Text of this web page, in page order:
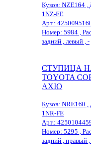
Кузов: NZE164 ,
1NZ-FE
Арт.:
Номер: 5984 ,
задний , левый , -
СТУПИЦА
TOYOTA
AXIO
Кузов: NRE160 ,
1NR-FE
Арт.:
Номер: 5295 ,
задний , правый ,